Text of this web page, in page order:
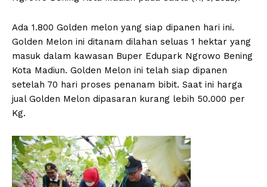
Ada 1.800 Golden melon yang siap dipanen hari ini.
Golden Melon ini ditanam dilahan seluas 1 hektar yang
masuk dalam kawasan Buper Edupark Ngrowo Bening
Kota Madiun. Golden Melon ini telah siap dipanen
setelah 70 hari proses penanam bibit. Saat ini harga
jual Golden Melon dipasaran kurang lebih 50.000 per
Kg.